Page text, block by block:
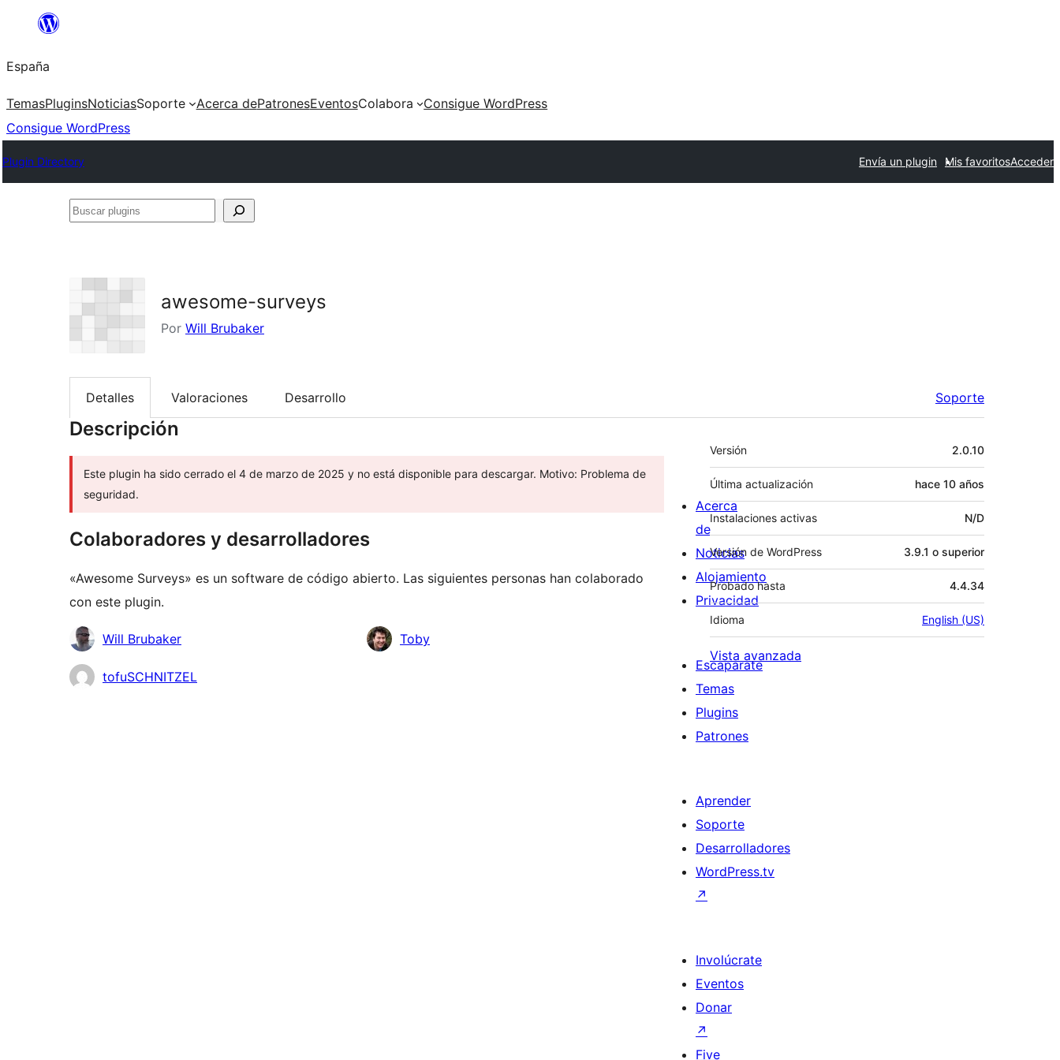
Saltar
contenido
España
TemasPluginsNoticiasSoporte Acerca dePatronesEventosColabora
Consigue WordPress
Consigue WordPress
Plugin Directory Envía un plugin Mis favoritosAcceder
Buscar
awesome-surveys
Por Will Brubaker
Detalles Valoraciones Desarrollo Soporte
Descripción
Este plugin ha sido cerrado el 4 de marzo de 2025 y no está disponible para descargar. Motivo: Problema de
seguridad.
Colaboradores y desarrolladores
«Awesome Surveys» es un software de código abierto. Las siguientes personas han colaborado
con este plugin.
Colaboradores
Will Brubaker Toby
tofuSCHNITZEL
Meta
Versión 2.0.10
Última actualización hace 10 años
Instalaciones activas N/D
Versión de WordPress 3.9.1 o superior
Probado hasta 4.4.34
Idioma English (US)
Vista avanzada
Acerca
de
Noticias
Alojamiento
Privacidad
Escaparate
Temas
Plugins
Patrones
Aprender
Soporte
Desarrolladores
WordPress.tv
↗
Involúcrate
Eventos
Donar
↗
Five